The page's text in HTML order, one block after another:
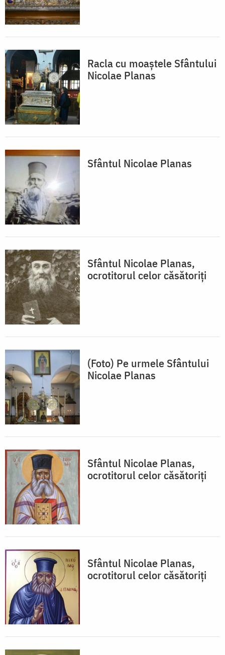
Racla cu moaștele Sfântului
Nicolae Planas
Sfântul Nicolae Planas
Sfântul Nicolae Planas,
ocrotitorul celor căsătoriţi
(Foto) Pe urmele Sfântului
Nicolae Planas
Sfântul Nicolae Planas,
ocrotitorul celor căsătoriţi
Sfântul Nicolae Planas,
ocrotitorul celor căsătoriţi